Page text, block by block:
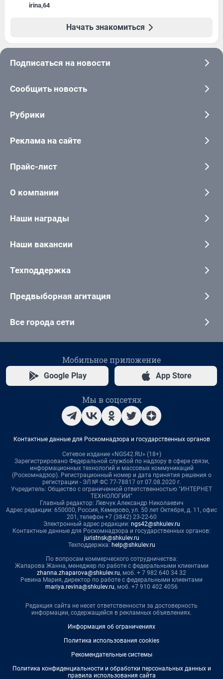
irina,64
Начать знакомиться
Подписаться на новости
Сообщить новость
Рубрики
Реклама на сайте
Прайс-лист
О компании
Наши награды
Наши вакансии
Техподдержка
Предвыборная агитация
Все города сети
Мобильное приложение
Google Play App Store
Мы в соцсетях
Контактные данные для Роскомнадзора и государственных органов
Сетевое издание «NGS42.RU» (18+)
Зарегистрировано Федеральной службой по надзору в сфере связи,
информационных технологий и массовых коммуникаций
(Роскомнадзор). Регистрационный номер и дата принятия решения о
регистрации - ЭЛ № ФС 77-78817 от 07.08.2020 г.
Учредитель: Общество с ограниченной ответственностью "ИНТЕРНЕТ
ТЕХНОЛОГИИ"
Главный редактор: Левчук Александр Николаевич
Адрес редакции: 650000, Россия, Кемерово, ул. 50 лет Октября, д. 11, офис
201, телефон +7 (3842) 23-22-60
Электронный адрес редакции: ngs42@shkulev.ru
Контактные данные для Роскомнадзора и государственных органов:
juristnsk@shkulev.ru
Техподдержка: help@shkulev.ru
По вопросам коммерческого сотрудничества:
Жапарова Жанна, менеджер по работе с федеральными клиентами
zhanna.zhaparova@shkulev.ru, моб. + 7 982 640 34 32
Ревина Мария, директор по работе с федеральными клиентами
mariya.revina@shkulev.ru, моб. +7 910 402 4056
Редакция сайта не несет ответственности за достоверность
информации, содержащейся в рекламных объявлениях.
Информация об ограничениях
Политика использования cookies
Рекомендательные системы
Политика конфиденциальности и обработки персональных данных и
правила использования сайта